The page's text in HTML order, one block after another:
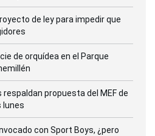
de ley para impedir que
de orquídea en el Parque
propuesta del MEF de
lunes
con Sport Boys, ¿pero